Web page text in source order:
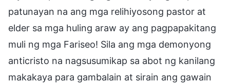
patunayan na ang mga relihiyosong pastor at
elder sa mga huling araw ay ang pagpapakitang
muli ng mga Fariseo! Sila ang mga demonyong
anticristo na nagsusumikap sa abot ng kanilang
makakaya para gambalain at sirain ang gawain